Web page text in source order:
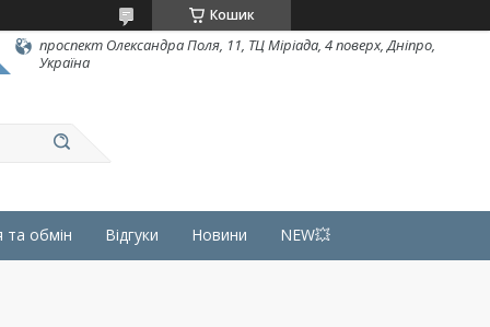
Кошик
проспект Олександра Поля, 11, ТЦ Міріада, 4 поверх, Дніпро,
Україна
та обмін Відгуки Новини NEW💥